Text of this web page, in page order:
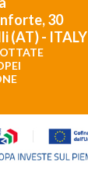
30
(AT) - ITALY